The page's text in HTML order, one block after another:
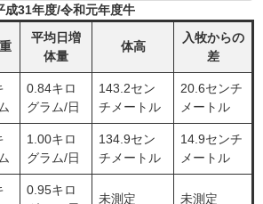
成31年度/令和元年度牛
平均日増
体量
体高
入牧からの
差
0.84キロ
グラム/日
143.2セン
チメートル
20.6センチ
メートル
1.00キロ
グラム/日
134.9セン
チメートル
14.9センチ
メートル
0.95キロ
未測定 未測定